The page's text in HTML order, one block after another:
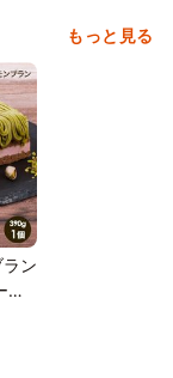
もっと見る
ン